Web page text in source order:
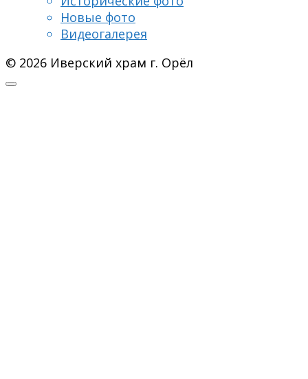
Новые фото
Видеогалерея
© 2026 Иверский храм г. Орёл